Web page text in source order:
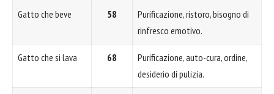
Gatto che beve 58
Purificazione, ristoro, bisogno di
rinfresco emotivo.
Gatto che si lava 68
Purificazione, auto-cura, ordine,
desiderio di pulizia.